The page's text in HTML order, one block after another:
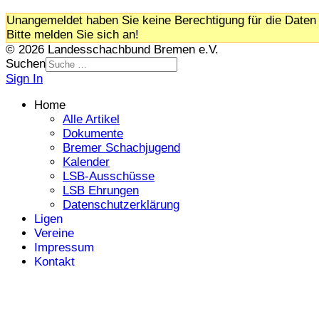
Unangemeldet haben Sie keine Berechtigung für die
Bitte melden Sie sich an!
© 2026 Landesschachbund Bremen e.V.
Suchen
Sign In
Home
Alle Artikel
Dokumente
Bremer Schachjugend
Kalender
LSB-Ausschüsse
LSB Ehrungen
Datenschutzerklärung
Ligen
Vereine
Impressum
Kontakt